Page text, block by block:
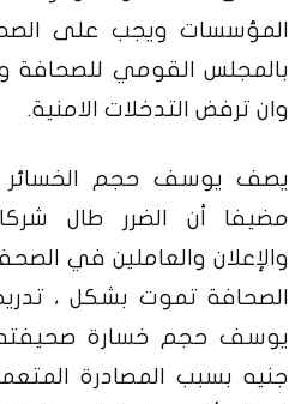
المؤسسات ويجب على
بالمجلس القومي للصحافة
وان ترفض التدخلات الامنية.
يصف يوسف حجم الخسائر
مضيفا أن الضرر طال
والإعلان والعاملين في
الصحافة تموت بشكل ،
جنيه بسبب المصادرة